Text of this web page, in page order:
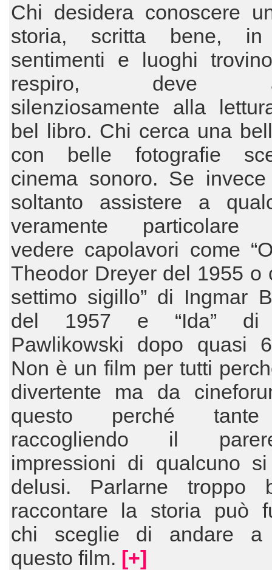
Chi desidera conoscere
storia, scritta bene,
sentimenti e luoghi
respiro, deve
silenziosamente alla
bel libro. Chi cerca una
con belle fotografie
cinema sonoro. Se
soltanto assistere a
veramente particolare
vedere capolavori come
Theodor Dreyer del 1955 o
settimo sigillo” di Ingmar
del 1957 e “Ida” di
Pawlikowski dopo quasi
Non è un film per tutti
divertente ma da
questo perché
raccogliendo il
impressioni di qualcuno
delusi. Parlarne troppo
raccontare la storia può
chi sceglie di andare a
questo film. [+]